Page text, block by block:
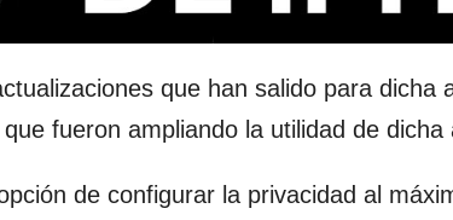
que han salido para dicha
fueron ampliando la utilidad de dicha
de configurar la privacidad al